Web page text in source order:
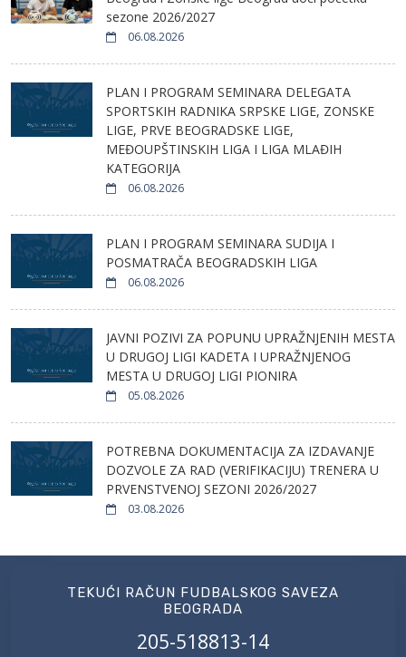
sezone 2026/2027
06.08.2026
PLAN I PROGRAM SEMINARA DELEGATA
SPORTSKIH RADNIKA SRPSKE LIGE, ZONSKE
LIGE, PRVE BEOGRADSKE LIGE,
MEĐOUPŠTINSKIH LIGA I LIGA MLAĐIH
KATEGORIJA
06.08.2026
PLAN I PROGRAM SEMINARA SUDIJA I
POSMATRAČA BEOGRADSKIH LIGA
06.08.2026
JAVNI POZIVI ZA POPUNU UPRAŽNJENIH MESTA
U DRUGOJ LIGI KADETA I UPRAŽNJENOG
MESTA U DRUGOJ LIGI PIONIRA
05.08.2026
POTREBNA DOKUMENTACIJA ZA IZDAVANJE
DOZVOLE ZA RAD (VERIFIKACIJU) TRENERA U
PRVENSTVENOJ SEZONI 2026/2027
03.08.2026
TEKUĆI RAČUN FUDBALSKOG SAVEZA
BEOGRADA
205-518813-14